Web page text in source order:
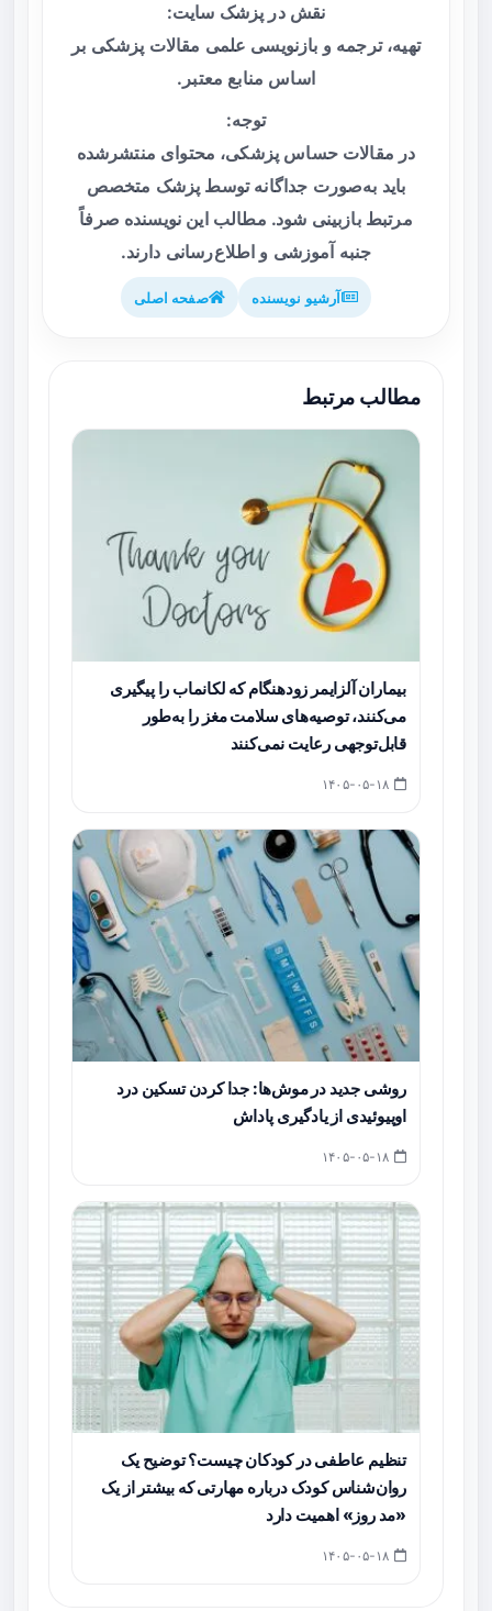
نقش در پزشک سایت:
تهیه، ترجمه و بازنویسی علمی مقالات پزشکی بر
اساس منابع معتبر.
توجه:
در مقالات حساس پزشکی، محتوای منتشرشده
باید به‌صورت جداگانه توسط پزشک متخصص
مرتبط بازبینی شود. مطالب این نویسنده صرفاً
جنبه آموزشی و اطلاع‌رسانی دارند.
آرشیو نویسنده صفحه اصلی
مطالب مرتبط
بیماران آلزایمر زودهنگام که لکانماب را پیگیری
می‌کنند، توصیه‌های سلامت مغز را به‌طور
قابل‌توجهی رعایت نمی‌کنند
روشی جدید در موش‌ها: جدا کردن تسکین درد
اوپیوئیدی از یادگیری پاداش
تنظیم عاطفی در کودکان چیست؟ توضیح یک
روان‌شناس کودک درباره مهارتی که بیشتر از یک
«مد روز» اهمیت دارد